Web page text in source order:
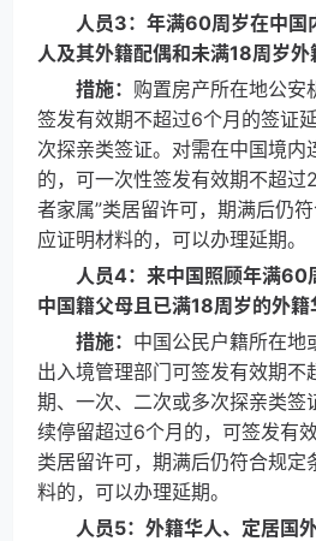
人员3：年满60周岁在中国
人及其外籍配偶和未满18周岁外
措施： 购置房产所在地公安
签发有效期不超过6个月的签证
次探亲类签证。对需在中国境内
的，可一次性签发有效期不超过
者家属”类居留许可，期满后仍
应证明材料的，可以办理延期。
人员4：来中国照顾年满60
中国籍父母且已满18周岁的外籍
措施： 中国公民户籍所在地
出入境管理部门可签发有效期不
期、一次、二次或多次探亲类签
续停留超过6个月的，可签发有
类居留许可，期满后仍符合规定
料的，可以办理延期。
人员5：外籍华人、定居国